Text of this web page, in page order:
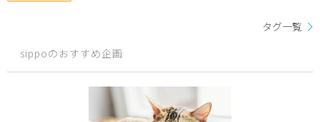
タグ一覧
sippoのおすすめ企画